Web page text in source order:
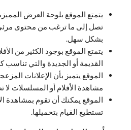
يتمتع الموقع بلوحة العرض
تصل إلى ما ترغب من محتوى
بشكل سهل.
يتمتع الموقع بوجود الكثير من
القديمة أو الجديدة والتي تناسب
الموقع يتميز بأن الإعلانات
مشاهدة الأفلام أو المسلسلات
الموقع يمكنك أن تقوم بمشاهدة
تستطيع القيام بتحميلها.